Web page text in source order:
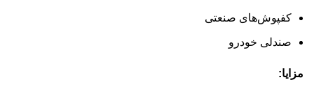
کفپوش‌های صنعتی
صندلی خودرو
مزایا: